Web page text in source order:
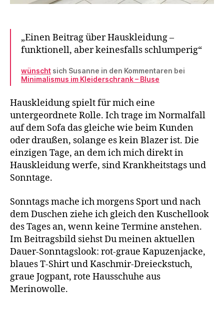
„Einen Beitrag über Hauskleidung –
funktionell, aber keinesfalls schlumperig“
wünscht sich Susanne in den Kommentaren bei
Minimalismus im Kleiderschrank – Bluse
Hauskleidung spielt für mich eine
untergeordnete Rolle. Ich trage im Normalfall
auf dem Sofa das gleiche wie beim Kunden
oder draußen, solange es kein Blazer ist. Die
einzigen Tage, an dem ich mich direkt in
Hauskleidung werfe, sind Krankheitstags und
Sonntage.
Sonntags mache ich morgens Sport und nach
dem Duschen ziehe ich gleich den Kuschellook
des Tages an, wenn keine Termine anstehen.
Im Beitragsbild siehst Du meinen aktuellen
Dauer-Sonntagslook: rot-graue Kapuzenjacke,
blaues T-Shirt und Kaschmir-Dreieckstuch,
graue Jogpant, rote Hausschuhe aus
Merinowolle.